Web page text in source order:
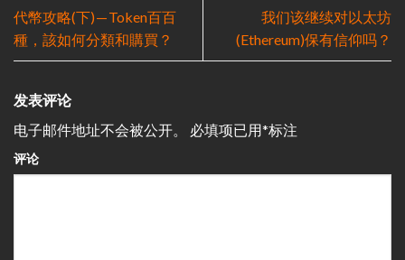
代幣攻略(下) — Token百百
種，該如何分類和購買？
我们该继续对以太坊
(Ethereum)保有信仰吗？
发表评论
电子邮件地址不会被公开。
必填项已用*标注
评论